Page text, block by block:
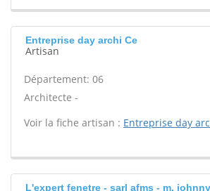
Entreprise day archi Ce
Artisan
Département: 06
Architecte -
Voir la fiche artisan : Entreprise day
L'expert fenetre - sarl afms - m.